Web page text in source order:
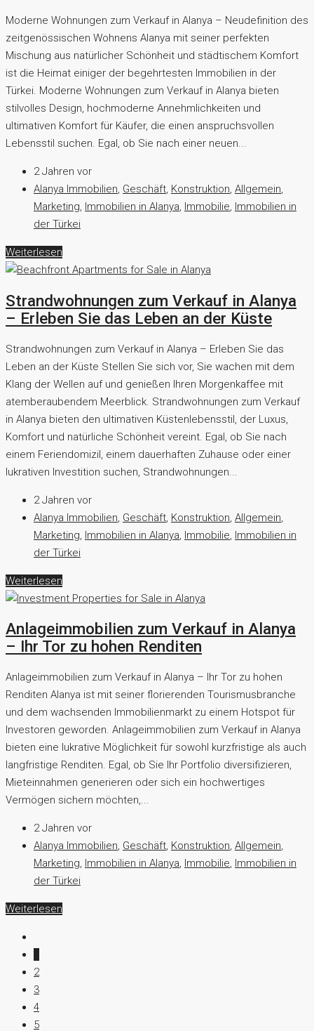
Moderne Wohnungen zum Verkauf in Alanya – Neudefinition des
zeitgenössischen Wohnens Alanya mit seiner perfekten
Mischung aus natürlicher Schönheit und städtischem Komfort
ist die Heimat einiger der begehrtesten Immobilien in der
Türkei. Moderne Wohnungen zum Verkauf in Alanya bieten
stilvolles Design, hochmoderne Annehmlichkeiten und
ultimativen Komfort für Käufer, die einen anspruchsvollen
Lebensstil suchen. Egal, ob Sie nach einer neuen...
2 Jahren vor
Alanya Immobilien, Geschäft, Konstruktion, Allgemein,
Marketing, Immobilien in Alanya, Immobilie, Immobilien in
der Türkei
Weiterlesen
Strandwohnungen zum Verkauf in Alanya
– Erleben Sie das Leben an der Küste
Strandwohnungen zum Verkauf in Alanya – Erleben Sie das
Leben an der Küste Stellen Sie sich vor, Sie wachen mit dem
Klang der Wellen auf und genießen Ihren Morgenkaffee mit
atemberaubendem Meerblick. Strandwohnungen zum Verkauf
in Alanya bieten den ultimativen Küstenlebensstil, der Luxus,
Komfort und natürliche Schönheit vereint. Egal, ob Sie nach
einem Feriendomizil, einem dauerhaften Zuhause oder einer
lukrativen Investition suchen, Strandwohnungen...
2 Jahren vor
Alanya Immobilien, Geschäft, Konstruktion, Allgemein,
Marketing, Immobilien in Alanya, Immobilie, Immobilien in
der Türkei
Weiterlesen
Anlageimmobilien zum Verkauf in Alanya
– Ihr Tor zu hohen Renditen
Anlageimmobilien zum Verkauf in Alanya – Ihr Tor zu hohen
Renditen Alanya ist mit seiner florierenden Tourismusbranche
und dem wachsenden Immobilienmarkt zu einem Hotspot für
Investoren geworden. Anlageimmobilien zum Verkauf in Alanya
bieten eine lukrative Möglichkeit für sowohl kurzfristige als auch
langfristige Renditen. Egal, ob Sie Ihr Portfolio diversifizieren,
Mieteinnahmen generieren oder sich ein hochwertiges
Vermögen sichern möchten,...
2 Jahren vor
Alanya Immobilien, Geschäft, Konstruktion, Allgemein,
Marketing, Immobilien in Alanya, Immobilie, Immobilien in
der Türkei
Weiterlesen
2
3
4
5